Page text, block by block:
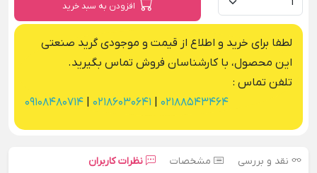
افزودن به سبد خرید
لطفا برای خرید و اطلاع از قیمت و موجودی گرید صنعتی
این محصول، با کارشناسان فروش تماس بگیرید.
تلفن تماس :
02188543464
02186030641
09108480714
نقد و بررسی مشخصات نظرات کاربران